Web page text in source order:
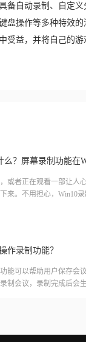
备自动录制、自定
盘操作等多种特效
受益，并将自己的游
？屏幕录制功能在
或者正在观看一部让人
来。不用担心，Win10
人员还是普通的电脑使
作录制功能？
能可以帮助用户保存会
制会议，录制完成后会